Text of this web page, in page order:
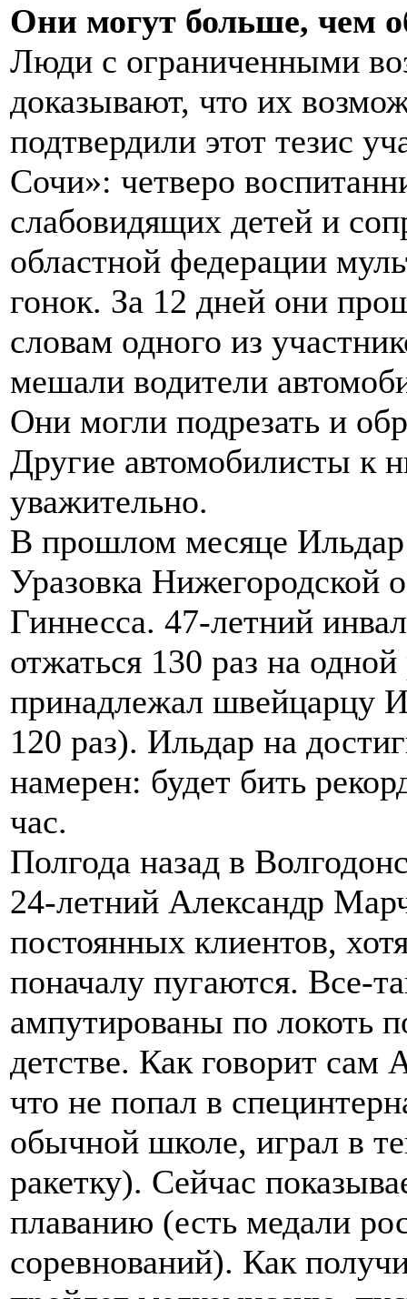
Они могут больше, чем
Люди с ограниченными
доказывают, что их
подтвердили этот тезис
Сочи»: четверо
слабовидящих детей и
областной федерации
гонок. За 12 дней они
словам одного из
мешали водители
Они могли подрезать и
Другие автомобилисты к
уважительно.
В прошлом месяце
Уразовка Нижегородской
Гиннесса. 47-летний
отжаться 130 раз на
принадлежал швейцарцу
120 раз). Ильдар на
намерен: будет бить
час.
Полгода назад в
24-летний Александр
постоянных клиентов,
поначалу пугаются. Все-
ампутированы по локоть
детстве. Как говорит сам
что не попал в
обычной школе, играл в
ракетку). Сейчас
плаванию (есть медали
соревнований). Как